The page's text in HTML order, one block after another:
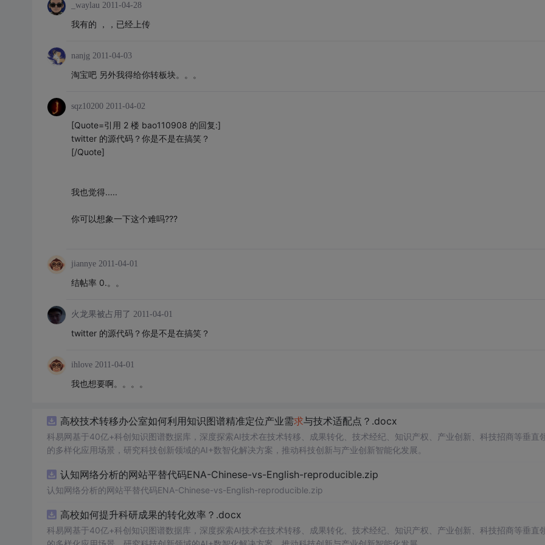
_waylau 2011-04-28
我有的 ，，已经上传
nanjg 2011-04-03
淘宝吧 另外我得给你转板块。。。
sqz10200 2011-04-02
[Quote=引用 2 楼 bao110908 的回复:]
twitter 的源代码？你是不是在搞笑？
[/Quote]
我也觉得.....
你可以想象一下这个难吗???
jiannye 2011-04-01
结帖率 0.。。
火龙果被占用了 2011-04-01
twitter 的源代码？你是不是在搞笑？
ihlove 2011-04-01
我也想要啊。。。。
高校技术转移办公室如何利用知识图谱精准定位产业需求与技术适配点？.docx
科易网基于40亿+科创知识图谱数据库，深度探索AI技术在技术转移、成果转化、技术经纪、知识产权、产业创新、科技招商等垂直
的多样化应用场景，研究科技创新领域的AI+数智化解决方案，推动科技创新与产业创新智能化发展。
认知网络分析的网站平替代码ENA-Chinese-vs-English-reproducible.zip
认知网络分析的网站平替代码ENA-Chinese-vs-English-reproducible.zip
高校如何提升科研成果的转化效率？.docx
科易网基于40亿+科创知识图谱数据库，深度探索AI技术在技术转移、成果转化、技术经纪、知识产权、产业创新、科技招商等垂直